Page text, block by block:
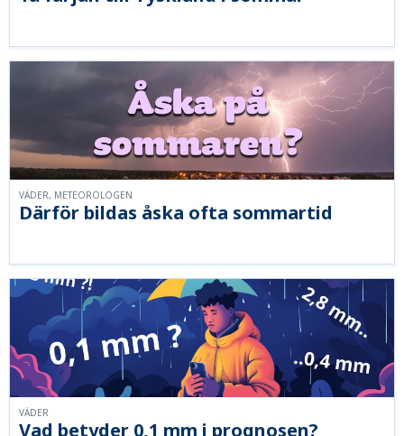
Därför bildas åska ofta sommartid
VÄDER, METEOROLOGEN
Vad betyder 0,1 mm i prognosen?
VÄDER